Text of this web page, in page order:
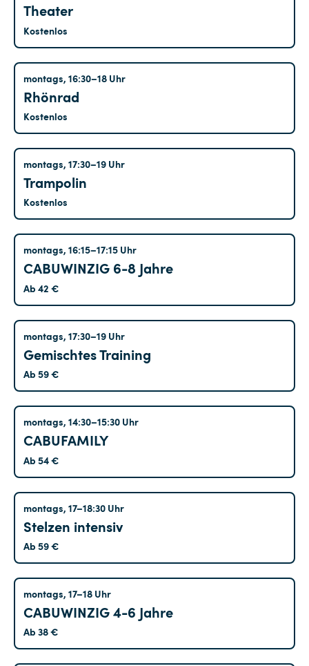
Theater
Kostenlos
montags, 16:30–18 Uhr
Rhönrad
Kostenlos
montags, 17:30–19 Uhr
Trampolin
Kostenlos
montags, 16:15–17:15 Uhr
CABUWINZIG 6-8 Jahre
Ab 42 €
montags, 17:30–19 Uhr
Gemischtes Training
Ab 59 €
montags, 14:30–15:30 Uhr
CABUFAMILY
Ab 54 €
montags, 17–18:30 Uhr
Stelzen intensiv
Ab 59 €
montags, 17–18 Uhr
CABUWINZIG 4-6 Jahre
Ab 38 €